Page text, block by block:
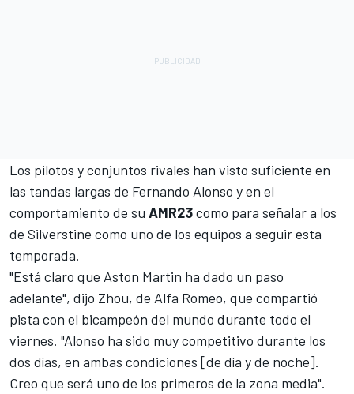
Los pilotos y conjuntos rivales han visto suficiente en
las tandas largas de Fernando Alonso y en el
comportamiento de su AMR23como para señalar a los
de Silverstine como uno de los equipos a seguir esta
temporada.
"Está claro que Aston Martin ha dado un paso
adelante", dijo Zhou, de Alfa Romeo, que compartió
pista con el bicampeón del mundo durante todo el
viernes. "Alonso ha sido muy competitivo durante los
dos días, en ambas condiciones [de día y de noche].
Creo que será uno de los primeros de la zona media".